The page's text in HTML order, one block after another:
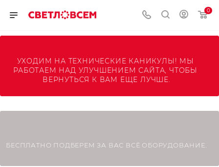
0
УХОДИМ НА ТЕХНИЧЕСКИЕ КАНИКУЛЫ! МЫ
РАБОТАЕМ НАД УЛУЧШЕНИЕМ САЙТА, ЧТОБЫ
ВЕРНУТЬСЯ К ВАМ ЕЩЕ ЛУЧШЕ.
БЕСПЛАТНО ПОДБЕРЕМ ЗА ВАС ВСЁ ОБОРУДОВАНИЕ.